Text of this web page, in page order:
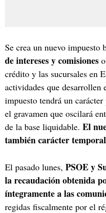
Se crea un nuevo impuesto
de intereses y comisiones
crédito y las sucursales en
actividades que desarrollen
impuesto tendrá un
el gravamen que oscilará
de la base liquidable. El
también carácter
El pasado lunes, PSOE y
la recaudación obtenida
íntegramente a las
regidas fiscalmente por el